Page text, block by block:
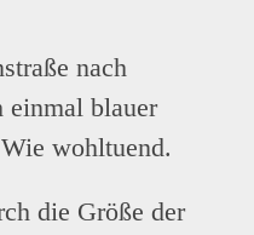
nach
einmal blauer
wohltuend.
die Größe der